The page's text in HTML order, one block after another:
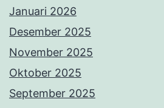
Januari 2026
Desember 2025
November 2025
Oktober 2025
September 2025